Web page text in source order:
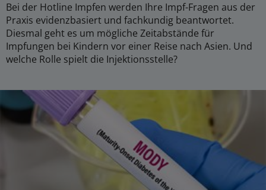
Bei der Hotline Impfen werden Ihre Impf-Fragen aus der
Praxis evidenzbasiert und fachkundig beantwortet.
Diesmal geht es um mögliche Zeitabstände für
Impfungen bei Kindern vor einer Reise nach Asien. Und
welche Rolle spielt die Injektionsstelle?